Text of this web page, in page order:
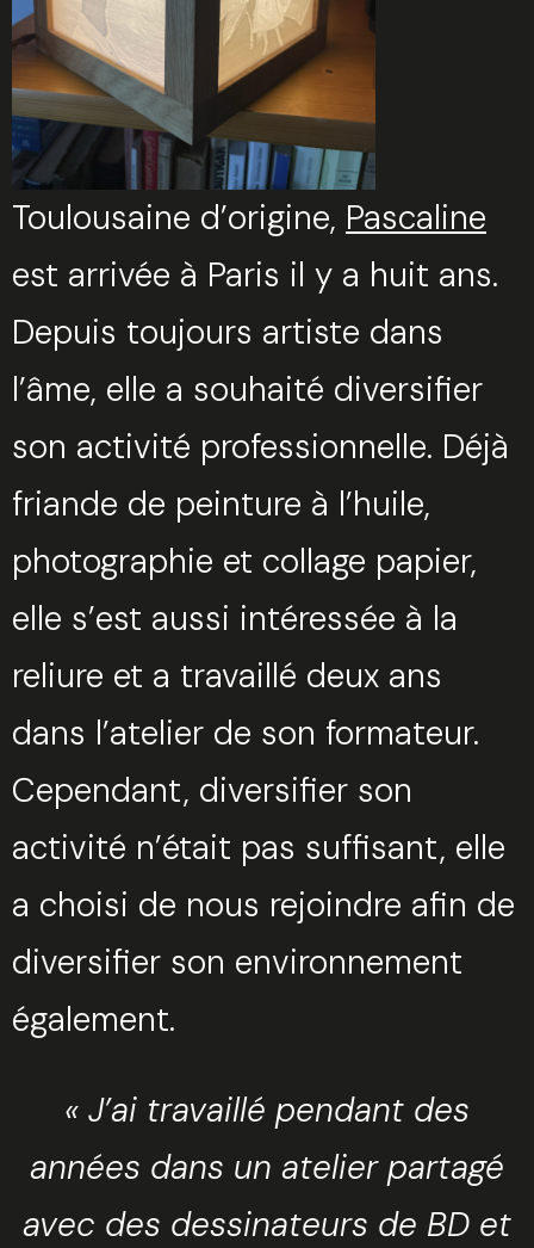
Toulousaine d’origine, Pascaline
est arrivée à Paris il y a huit ans.
Depuis toujours artiste dans
l’âme, elle a souhaité diversifier
son activité professionnelle. Déjà
friande de peinture à l’huile,
photographie et collage papier,
elle s’est aussi intéressée à la
reliure et a travaillé deux ans
dans l’atelier de son formateur.
Cependant, diversifier son
activité n’était pas suffisant, elle
a choisi de nous rejoindre afin de
diversifier son environnement
également.
« J’ai travaillé pendant des
années dans un atelier partagé
avec des dessinateurs de BD et